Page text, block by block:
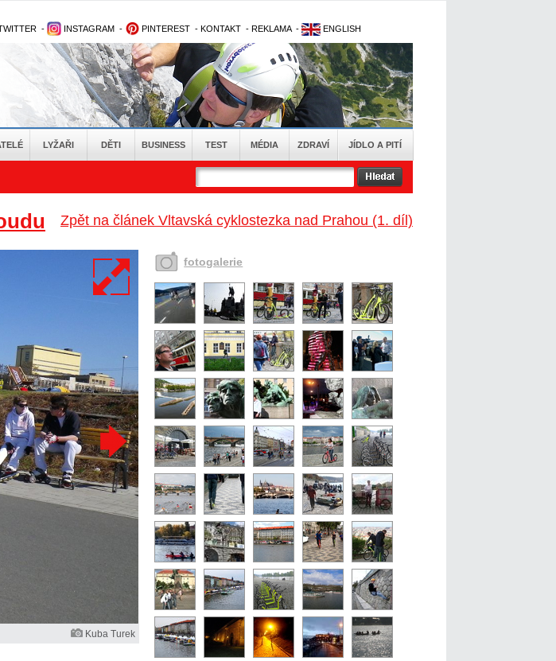
- INSTAGRAM - PINTEREST - KONTAKT - REKLAMA - ENGLISH
LYŽAŘI DĚTI BUSINESS TEST MÉDIA ZDRAVÍ JÍDLO A PITÍ
Zpět na článek Vltavská cyklostezka nad Prahou (1. díl)
Kuba Turek
fotogalerie